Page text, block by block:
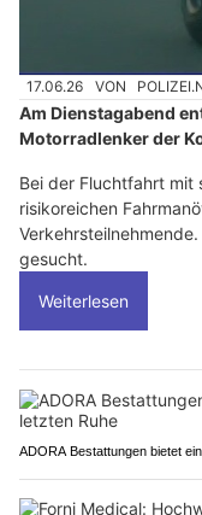
17.06.26 VON
Am Dienstagabend
Motorradlenker der
Bei der Fluchtfahrt
risikoreichen
gesucht.
Weiterlesen
ADORA Bestattungen bietet